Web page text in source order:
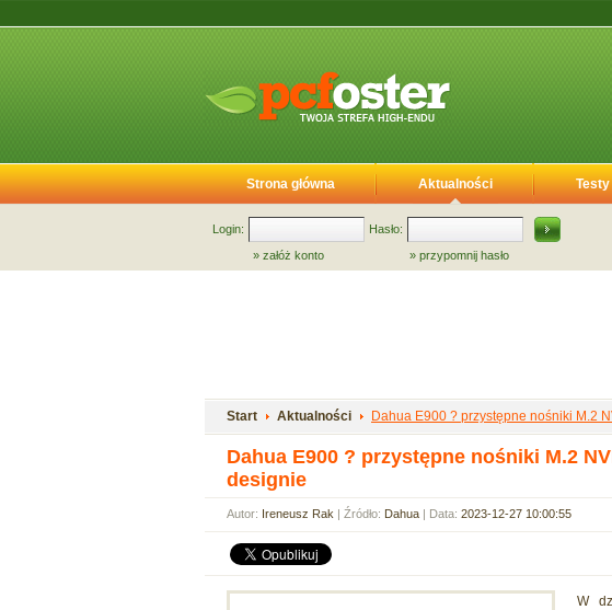
Strona główna Aktualności
Login:
Hasło:
» załóż konto » przypomnij hasło
Start Aktualności Dahua E900 ? przystępne nośniki M.2
Dahua E900 ? przystępne nośniki M.2
designie
Autor: Ireneusz Rak | Źródło: Dahua | Data: 2023-12-27 10:00:55
W